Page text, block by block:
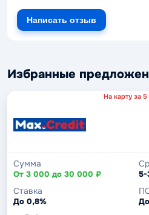
Написать отзыв
Избранные
На карту за 5
Сумма
От 3 000 до 30 000 ₽ 5-
Ставка
До 0,8%